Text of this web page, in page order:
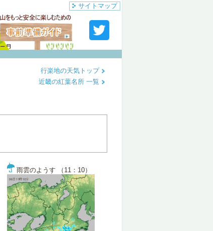
サイトマップ
行楽地の天気トップ
近畿の紅葉名所 一覧
雨雲のようす （11：10）